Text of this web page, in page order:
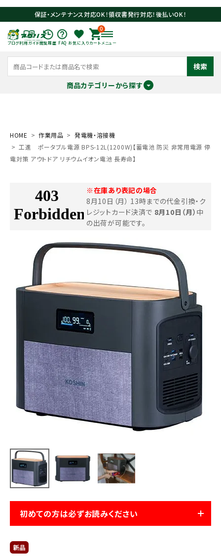
保証・メンテナンス対応OK！領収書発行対応！後払いOK！
ブログ利用ガイド閲覧履歴 FAQ お気に入り
0
カート メニュー
検索
商品カテゴリーから探す
search
お気に入り一覧
閲覧履歴一覧
農業機械
作業用品
補修部品
レンタル
HOME 作業用品
発電機・溶接機
工進 ポータブル電源 BPS-12L(1200W)【蓄電池 防災 非常用電源 停
電対策 アウトドア リチウムイオン電池 長寿命】
※在庫あり表記の場合
8月10日（月） 13時までの代金引換・ク
レジットカード決済で 8月10日（月） 中
の出荷が可能です。
初めての方は必ずお読みください